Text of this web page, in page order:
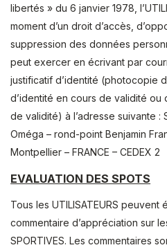
libertés » du 6 janvier 1978,
moment d’un droit d’accès,
suppression des données
peut exercer en écrivant par
justificatif d’identité (photocopie
d’identité en cours de validité
de validité) à l’adresse suivante :
Oméga – rond-point Benjamin
Montpellier – FRANCE – CEDEX 2
EVALUATION DES SPOTS
Tous les UTILISATEURS peuvent
commentaire d’appréciation sur
SPORTIVES. Les commentaires